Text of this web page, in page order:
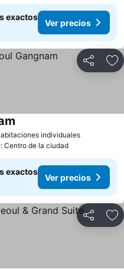
exactos
Ver precios
Compartir
individuales
Centro de la ciudad
exactos
Ver precios
Compartir